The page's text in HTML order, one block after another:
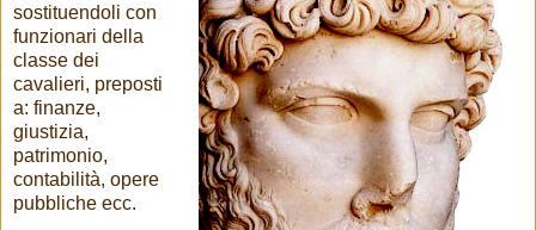
sostituendoli con
funzionari della
classe dei
cavalieri, preposti
a: finanze,
giustizia,
patrimonio,
contabilità, opere
pubbliche ecc.